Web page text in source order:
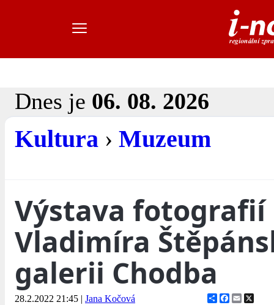
Dnes je 06. 08. 2026
Kultura › Muzeum
Výstava fotografií
Vladimíra
galerii Chodba
28.2.2022 21:45 | Jana Kočová ShareFacebook
Email